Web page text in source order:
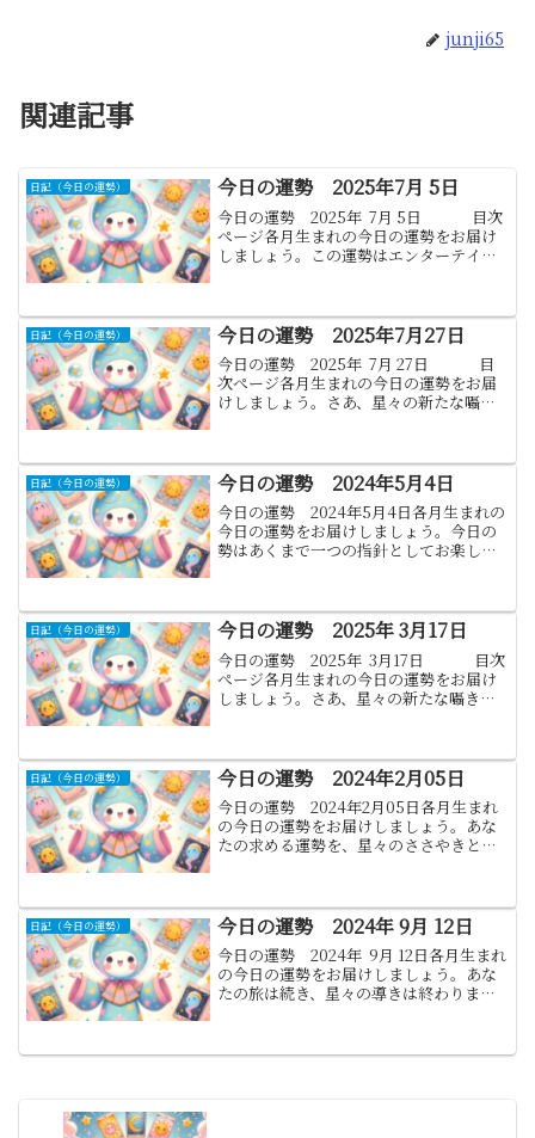
junji65
関連記事
日記（今日の運勢） 今日の運勢 2025年7月 5日
今日の運勢 2025年 7月 5日 目次
ぺージ各月生まれの今日の運勢をお届け
しましょう。この運勢はエンターテイン
にしてくださいね。1月.山羊...
日記（今日の運勢） 今日の運勢 2025年7月27日
今日の運勢 2025年 7月 27日 目
次ぺージ各月生まれの今日の運勢をお届
けしましょう。さあ、星々の新たな囁き
の風は常に新たな方向を示しま...
日記（今日の運勢） 今日の運勢 2024年5月4日
今日の運勢 2024年5月4日各月生まれの
今日の運勢をお届けしましょう。今日の
勢はあくまで一つの指針としてお楽しみ
になれば幸いです。それぞれのラッキー
カラーを取り入れる...
日記（今日の運勢） 今日の運勢 2025年 3月17日
今日の運勢 2025年 3月17日 目次
ぺージ各月生まれの今日の運勢をお届け
しましょう。さあ、星々の新たな囁きを
風は常に新たな方向を示します...
日記（今日の運勢） 今日の運勢 2024年2月05日
今日の運勢 2024年2月05日各月生まれ
の今日の運勢をお届けしましょう。あな
たの求める運勢を、星々のささやきと共
月22日 - 1月19日)新たな始まりの予感。...
日記（今日の運勢） 今日の運勢 2024年 9月 12日
今日の運勢 2024年 9月 12日各月生まれ
の今日の運勢をお届けしましょう。あな
たの旅は続き、星々の導きは終わりませ
か、さあ見てみましょう。1月.山羊座:(12